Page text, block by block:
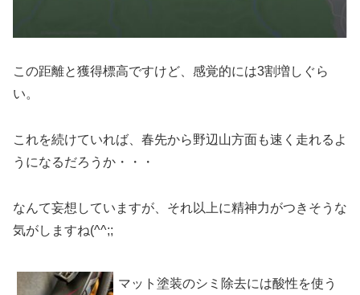
この距離と獲得標高ですけど、感覚的には3割増しぐら
い。
これを続けていれば、春先から野辺山方面も速く走れるよ
うになるだろうか・・・
なんて妄想していますが、それ以上に精神力がつきそうな
気がしますね(^^;;
マット塗装のシミ除去には酸性を使う